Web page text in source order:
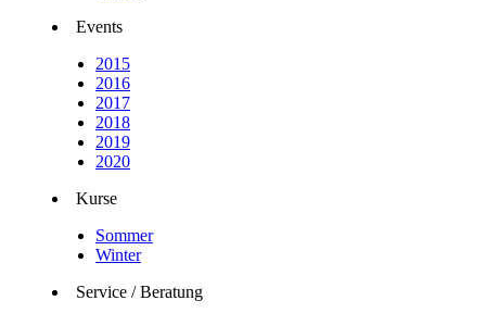
Events
2015
2016
2017
2018
2019
2020
Kurse
Sommer
Winter
Service / Beratung